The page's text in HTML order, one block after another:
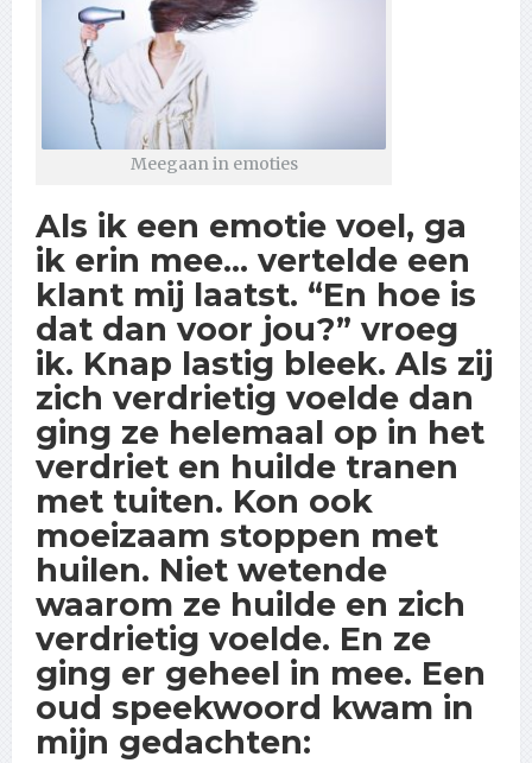
Meegaan in emoties
Als ik een emotie voel, ga
ik erin mee… vertelde een
klant mij laatst. “En hoe is
dat dan voor jou?” vroeg
ik. Knap lastig bleek. Als zij
zich verdrietig voelde dan
ging ze helemaal op in het
verdriet en huilde tranen
met tuiten. Kon ook
moeizaam stoppen met
huilen. Niet wetende
waarom ze huilde en zich
verdrietig voelde. En ze
ging er geheel in mee. Een
oud speekwoord kwam in
mijn gedachten: